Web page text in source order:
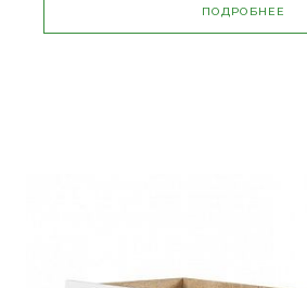
ПОДРОБНЕЕ